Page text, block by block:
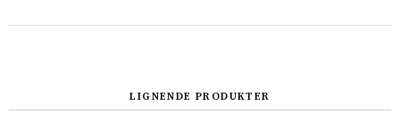
Suomi
LIGNENDE PRODUKTER